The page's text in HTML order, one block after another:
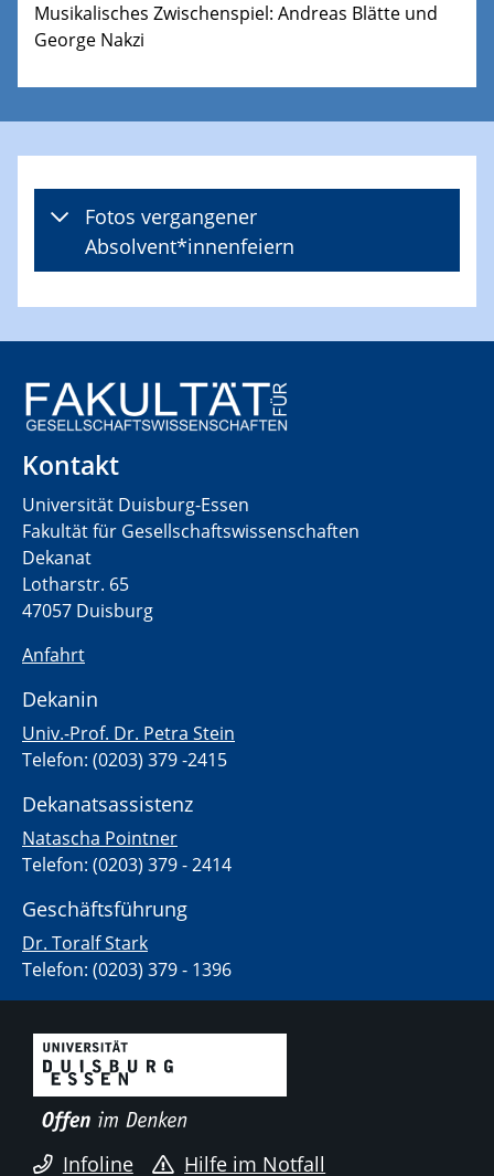
Musikalisches Zwischenspiel: Andreas Blätte und
George Nakzi
Fotos vergangener
Absolvent*innenfeiern
Kontakt
Universität Duisburg-Essen
Fakultät für Gesellschaftswissenschaften
Dekanat
Lotharstr. 65
47057 Duisburg
Anfahrt
Dekanin
Univ.-Prof. Dr. Petra Stein
Telefon: (0203) 379 -2415
Dekanatsassistenz
Natascha Pointner
Telefon: (0203) 379 - 2414
Geschäftsführung
Dr. Toralf Stark
Telefon: (0203) 379 - 1396
Infoline Hilfe im Notfall